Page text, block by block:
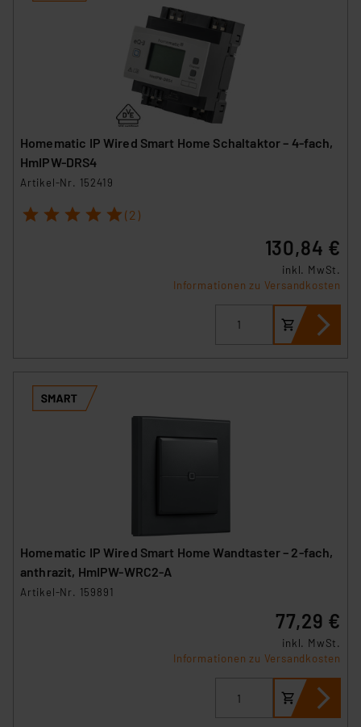
Homematic IP Wired Smart Home Schaltaktor – 4-fach,
HmIPW-DRS4
Artikel-Nr. 152419
1 2 3 4 5 (2)
130,84 €
inkl. MwSt.
Informationen zu Versandkosten
Homematic IP Wired Smart Home Wandtaster – 2-fach,
anthrazit, HmIPW-WRC2-A
Artikel-Nr. 159891
77,29 €
inkl. MwSt.
Informationen zu Versandkosten